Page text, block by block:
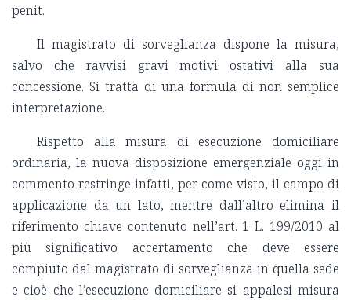
penit.
Il magistrato di sorveglianza dispone la misura,
salvo che ravvisi gravi motivi ostativi alla sua
concessione. Si tratta di una formula di non semplice
interpretazione.
Rispetto alla misura di esecuzione domiciliare
ordinaria, la nuova disposizione emergenziale oggi in
commento restringe infatti, per come visto, il campo di
applicazione da un lato, mentre dall’altro elimina il
riferimento chiave contenuto nell’art. 1 L. 199/2010 al
più significativo accertamento che deve essere
compiuto dal magistrato di sorveglianza in quella sede
e cioè che l’esecuzione domiciliare si appalesi misura